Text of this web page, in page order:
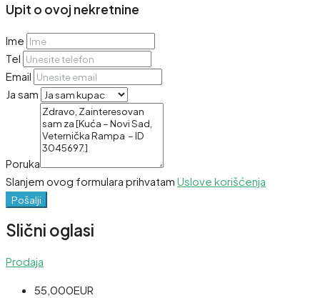
Upit o ovoj nekretnine
Ime
Tel
Email
Ja sam
Poruka
Slanjem ovog formulara prihvatam Uslove korišćenja
Pošalji
Slični oglasi
Prodaja
55,000EUR